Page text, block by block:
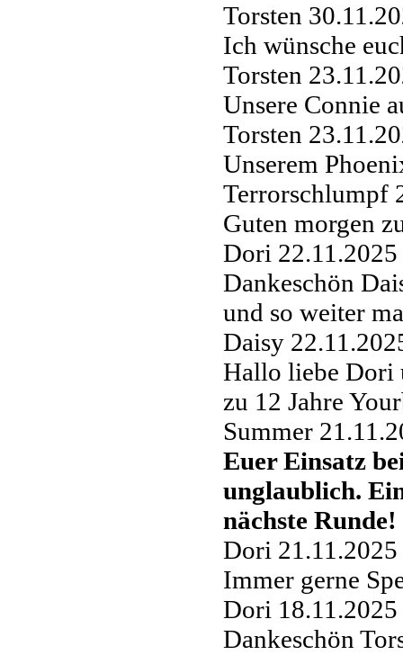
Torsten
Ich wünsche
Torsten
Unsere Connie
Torsten
Unserem
Terrorschlumpf
Guten morgen
Dori
Dankeschön
und so weiter
Daisy
Hallo liebe Dori
zu 12 Jahre
Summer
Euer Einsatz
unglaublich.
nächste Runde!
Dori
Immer gerne
Dori
Dankeschön